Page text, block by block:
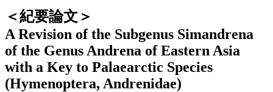
＜紀要論文＞
A Revision of the Subgenus Simandrena
of the Genus Andrena of Eastern Asia
with a Key to Palaearctic Species
(Hymenoptera, Andrenidae)